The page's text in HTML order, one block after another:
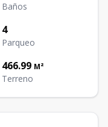
Baños
4
Parqueo
466.99 M²
Terreno